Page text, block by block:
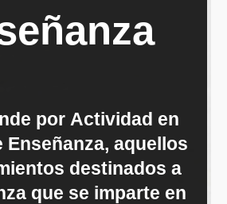
por Actividad en
Enseñanza, aquellos
destinados a
que se imparte en